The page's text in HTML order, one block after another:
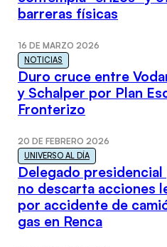
barreras físicas
16 DE MARZO 2026
NOTICIAS
Duro cruce entre
y Schalper por Plan
Fronterizo
20 DE FEBRERO 2026
UNIVERSO AL DÍA
Delegado presidencial
no descarta acciones
por accidente de
gas en Renca